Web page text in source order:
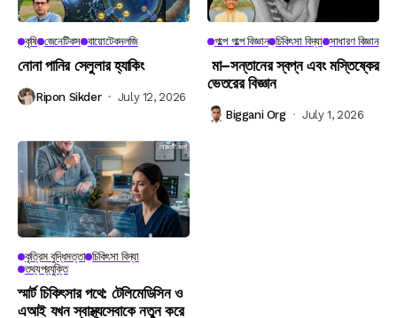
কৃষি জেনেটিকস বায়োটেকনলজি
নোনা পানির সেলুলার হ্যাকিং
Ripon Sikder July 12, 2026
গল্পে গল্পে বিজ্ঞান চিকিৎসা বিদ্যা সাধারণ বিজ্ঞান
মা–সন্তানের স্বপ্ন এবং মস্তিষ্কের
ভেতরের বিজ্ঞান
Biggani Org July 1, 2026
কৃত্রিম বুদ্ধিমত্তা চিকিৎসা বিদ্যা
তথ্যপ্রযুক্তি
স্মার্ট চিকিৎসার পথে: টেলিমেডিসিন ও
এআই যখন স্বাস্থ্যসেবাকে নতুন করে